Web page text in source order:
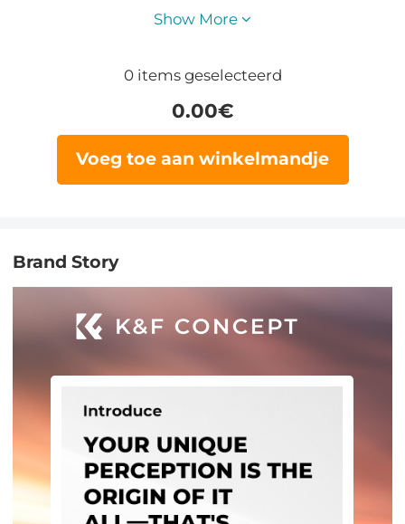
Show More
0items geselecteerd
0.00€
Voeg toe aan winkelmandje
Brand Story